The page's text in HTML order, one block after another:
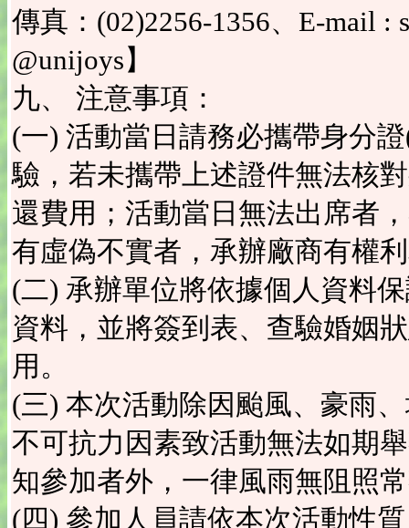
傳真：(02)2256-1356、E-mail :
@unijoys】
九、 注意事項：
(一) 活動當日請務必攜帶身分
驗，若未攜帶上述證件無法核
還費用；活動當日無法出席者
有虛偽不實者，承辦廠商有權
(二) 承辦單位將依據個人資料
資料，並將簽到表、查驗婚姻
用。
(三) 本次活動除因颱風、豪雨
不可抗力因素致活動無法如期
知參加者外，一律風雨無阻照
(四) 參加人員請依本次活動性